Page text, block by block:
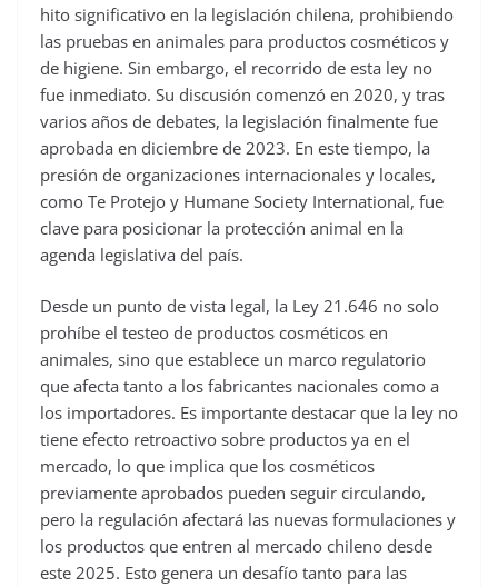
hito significativo en la legislación chilena, prohibiendo
las pruebas en animales para productos cosméticos y
de higiene. Sin embargo, el recorrido de esta ley no
fue inmediato. Su discusión comenzó en 2020, y tras
varios años de debates, la legislación finalmente fue
aprobada en diciembre de 2023. En este tiempo, la
presión de organizaciones internacionales y locales,
como Te Protejo y Humane Society International, fue
clave para posicionar la protección animal en la
agenda legislativa del país.
Desde un punto de vista legal, la Ley 21.646 no solo
prohíbe el testeo de productos cosméticos en
animales, sino que establece un marco regulatorio
que afecta tanto a los fabricantes nacionales como a
los importadores. Es importante destacar que la ley no
tiene efecto retroactivo sobre productos ya en el
mercado, lo que implica que los cosméticos
previamente aprobados pueden seguir circulando,
pero la regulación afectará las nuevas formulaciones y
los productos que entren al mercado chileno desde
este 2025. Esto genera un desafío tanto para las